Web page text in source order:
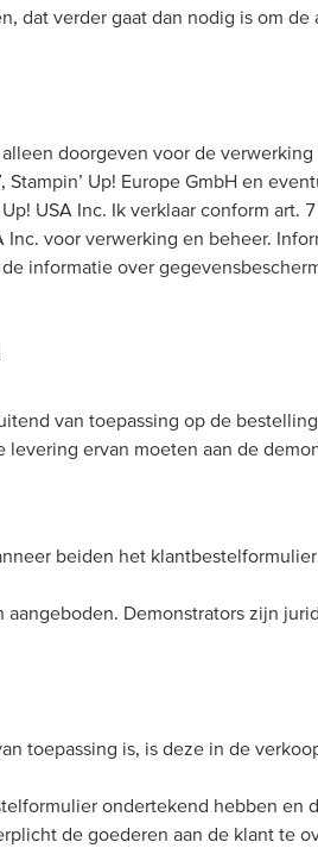
dat verder gaat dan nodig is om de
doorgeven voor de
Up! Europe GmbH en
USA Inc. Ik verklaar conform art.
voor verwerking en beheer.
informatie over
van toepassing op de
ervan moeten aan de
beiden het
aangeboden. Demonstrators zijn
toepassing is, is deze in de
ondertekend hebben en
de goederen aan de klant te